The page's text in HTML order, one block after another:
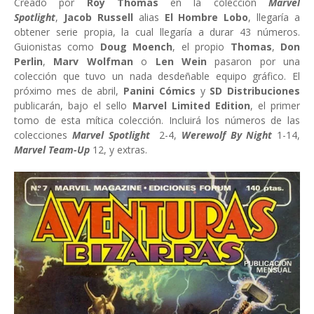
Spotlight, Jacob Russell alias El Hombre Lobo, llegaría a
obtener serie propia, la cual llegaría a durar 43 números.
Guionistas como Doug Moench, el propio Thomas, Don
Perlin, Marv Wolfman o Len Weinpasaron por una
colección que tuvo un nada desdeñable equipo gráfico. El
próximo mes de abril, Panini Cómics y SD Distribuciones
publicarán, bajo el sello Marvel Limited Edition, el primer
tomo de esta mítica colección. Incluirá los números de las
colecciones Marvel Spotlight2-4, Werewolf By Night 1-14,
Marvel Team-Up 12, y extras.